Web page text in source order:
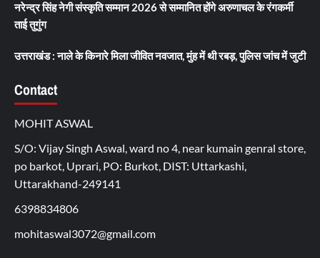
नरेन्द्र सिंह नेगी संस्कृति सम्मान 2026 से सम्मानित होंगे अरुणाचल के रंगकर्मी
ताई तुगुंग
उत्तराखंड : नाले के किनारे मिला जीवित नवजात, मुंह में थी रबड़, पुलिस जांच में जुटी
Contact
MOHIT ASWAL
S/O: Vijay Singh Aswal, ward no 4, near kumain genral store,
po barkot, Uprari, PO: Burkot, DIST: Uttarkashi,
Uttarakhand-249141
6398834806
mohitaswal3072@gmail.com